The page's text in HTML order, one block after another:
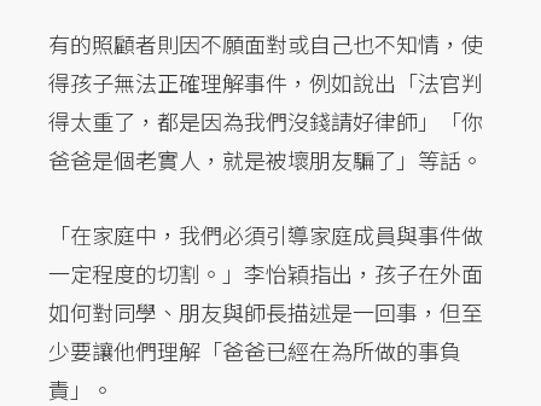
有的照顧者則因不願面對或自己也不知情，使
得孩子無法正確理解事件，例如說出「法官判
得太重了，都是因為我們沒錢請好律師」「你
爸爸是個老實人，就是被壞朋友騙了」等話。
「在家庭中，我們必須引導家庭成員與事件做
一定程度的切割。」李怡穎指出，孩子在外面
如何對同學、朋友與師長描述是一回事，但至
少要讓他們理解「爸爸已經在為所做的事負
責」。